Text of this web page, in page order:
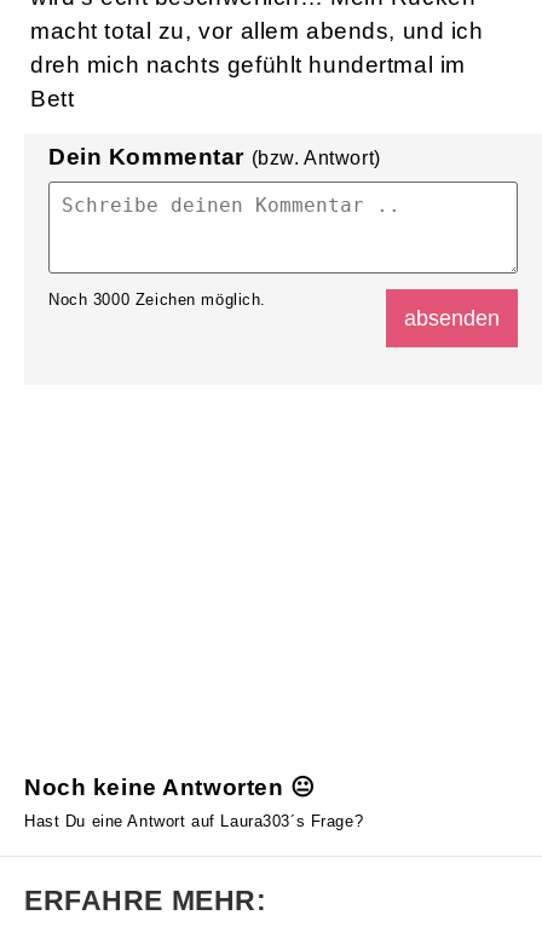
macht total zu, vor allem abends, und ich
dreh mich nachts gefühlt hundertmal im
Bett
Dein Kommentar (bzw. Antwort)
Noch 3000 Zeichen möglich.
Noch keine Antworten 😐
Hast Du eine Antwort auf Laura303´s Frage?
ERFAHRE MEHR: